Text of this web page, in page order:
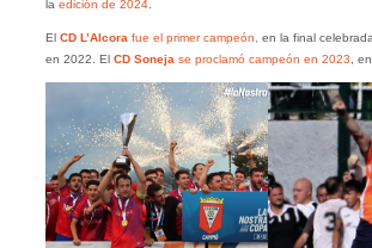
la edición de 2024.
El CD L’Alcora fue el primer campeón, en la final
en 2022. El CD Soneja se proclamó campeón en 2023 , en